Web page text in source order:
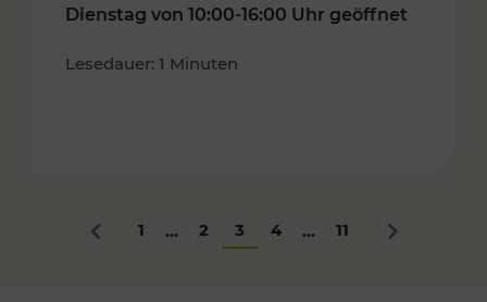
Dienstag von 10:00-16:00 Uhr geöffnet
Lesedauer: 1 Minuten
Zurück
1 ... 2 3 4 ... 11 Nächstes